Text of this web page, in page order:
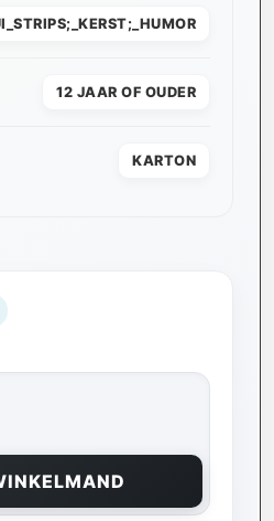
12 JAAR OF OUDER
KARTON